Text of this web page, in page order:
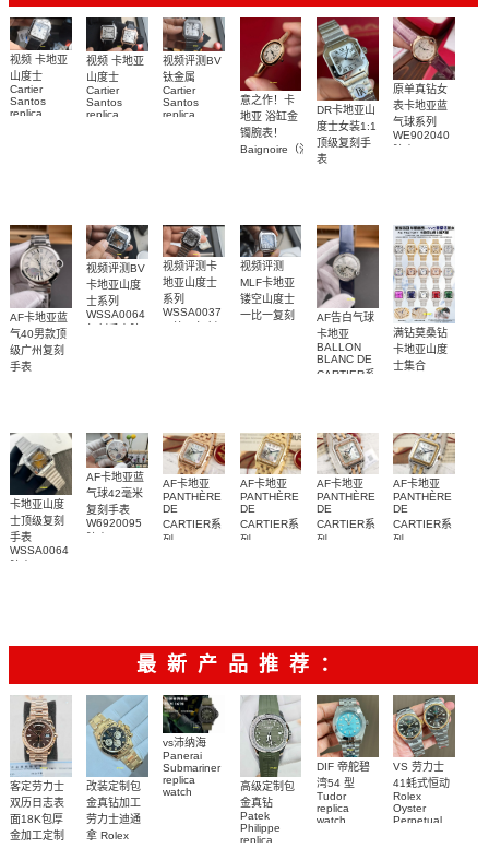
视频 卡地亚
山度士
Cartier
Santos
replica
视频 卡地亚
山度士
Cartier
Santos
replica
视频评测BV
钛金属
Cartier
Santos
replica
意之作！卡
地亚 浴缸金
镯腕表！
Baignoire（浴
DR卡地亚山
度士女装1:1
顶级复刻手
表
原单真钻女
表卡地亚蓝
气球系列
WE902040
AF卡地亚蓝
气40男款顶
级广州复刻
手表
视频评测BV
卡地亚山度
士系列
WSSA0064
视频评测卡
地亚山度士
系列
WSSA0037
视频评测
MLF卡地亚
镂空山度士
一比一复刻
AF告白气球
卡地亚
BALLON
BLANC DE
CARTIER系
满钻莫桑钻
卡地亚山度
士集合
卡地亚山度
士顶级复刻
手表
WSSA0064
AF卡地亚蓝
气球42毫米
复刻手表
W6920095
AF卡地亚
PANTHÈRE
DE
CARTIER系
列
AF卡地亚
PANTHÈRE
DE
CARTIER系
列
AF卡地亚
PANTHÈRE
DE
CARTIER系
列
AF卡地亚
PANTHÈRE
DE
CARTIER系
列
最新产品推荐：
客定劳力士
双历日志表
面18K包厚
金加工定制
改装定制包
金真钻加工
劳力士迪通
拿 Rolex
vs沛纳海
Panerai
Submariner
replica
watch
高级定制包
金真钻
Patek
Philippe
replica
DIF 帝舵碧
湾54 型
Tudor
replica
watch
VS 劳力士
41蚝式恒动
Rolex
Oyster
Perpetual